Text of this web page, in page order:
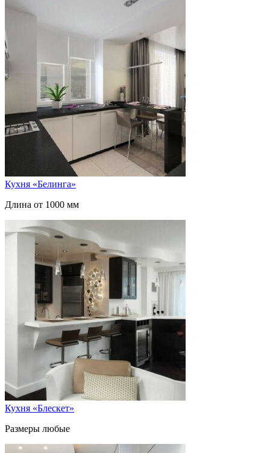
Кухня «Белинга»
Длина от 1000 мм
Кухня «Блескет»
Размеры любые